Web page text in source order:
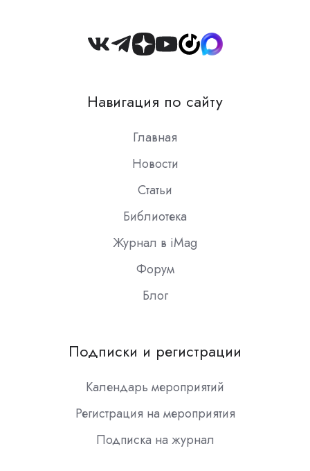
Join
Slack
Навигация по сайту
Главная
Новости
Статьи
Библиотека
Журнал в iMag
Форум
Блог
Подписки и регистрации
Календарь мероприятий
Регистрация на мероприятия
Подписка на журнал